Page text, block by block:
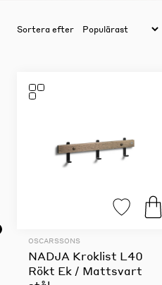
Sortera efter
OSCARSSONS
NADJA Kroklist L40
Rökt Ek / Mattsvart